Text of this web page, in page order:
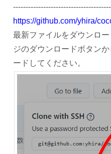
https://github.com/yhira/
最新ファイルをダウンロ
ジのダウンロードボタン
ードしてください。